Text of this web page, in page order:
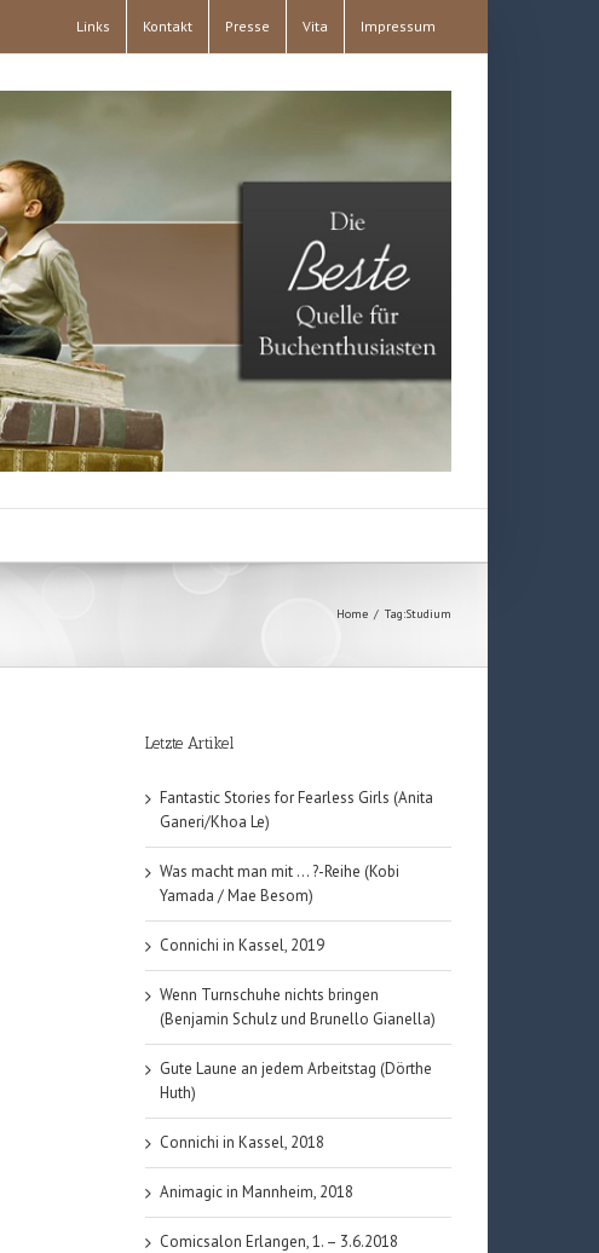
Links Kontakt Presse Vita Impressum
Home / Tag:Studium
Letzte Artikel
Fantastic Stories for Fearless Girls (Anita
Ganeri/Khoa Le)
Was macht man mit … ?-Reihe (Kobi
Yamada / Mae Besom)
Connichi in Kassel, 2019
Wenn Turnschuhe nichts bringen
(Benjamin Schulz und Brunello Gianella)
Gute Laune an jedem Arbeitstag (Dörthe
Huth)
Connichi in Kassel, 2018
Animagic in Mannheim, 2018
Comicsalon Erlangen, 1. – 3.6.2018